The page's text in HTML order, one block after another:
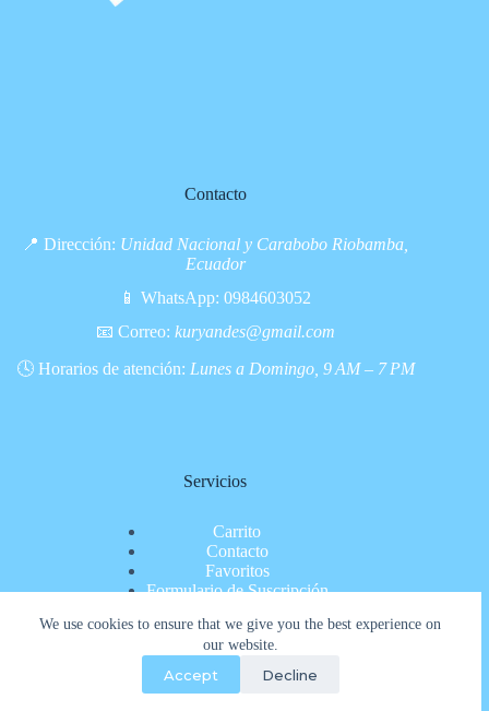
We use cookies to ensure that we give you the best experience on
our website.
Accept Decline
Contacto
📍 Dirección: Unidad Nacional y Carabobo Riobamba,
Ecuador
📱 WhatsApp:0984603052
📧 Correo: kuryandes@gmail.com
🕓 Horarios de atención: Lunes a Domingo, 9 AM – 7 PM
Servicios
Carrito
Contacto
Favoritos
Formulario de Suscripción
Nosotros
Pagina de pago
Políticas de privacidad
Productos